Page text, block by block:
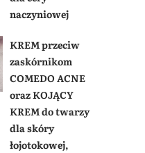
naczyniowej
KREM przeciw
zaskórnikom
COMEDO ACNE
oraz KOJĄCY
KREM do twarzy
dla skóry
łojotokowej,